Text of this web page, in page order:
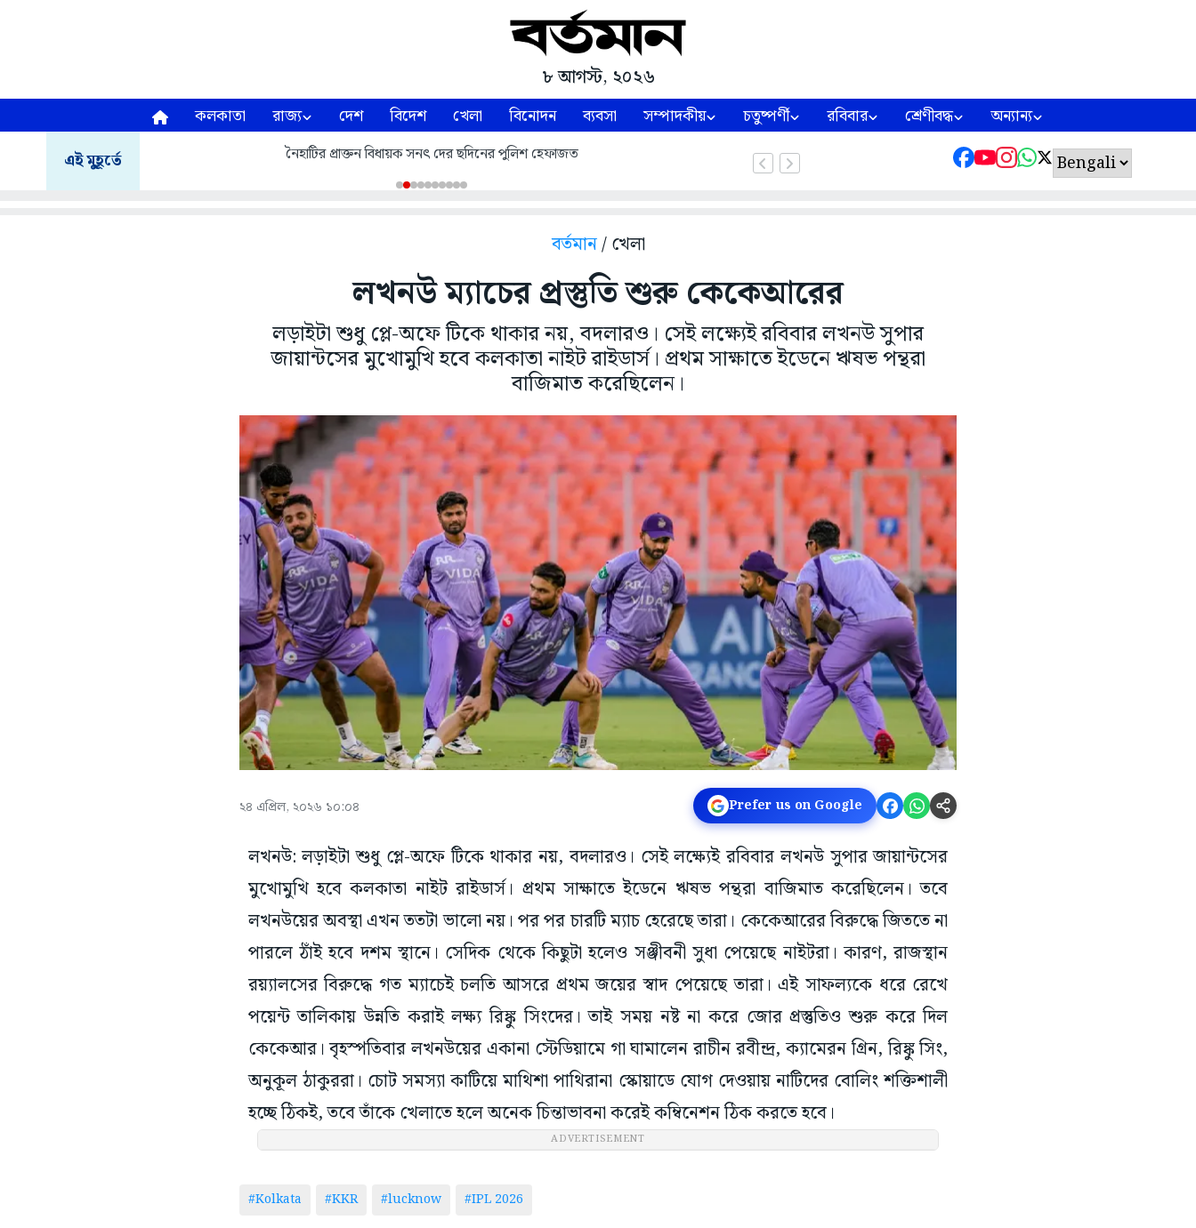
৮ আগস্ট, ২০২৬
কলকাতা রাজ্য দেশ বিদেশ খেলা বিনোদন ব্যবসা সম্পাদকীয় চতুষ্পর্ণী রবিবার শ্রেণীবদ্ধ অন্যান্য
এই মুহূর্তে নৈহাটির প্রাক্তন বিধায়ক সনৎ দের ছদিনের পুলিশ হেফাজত
বর্তমান/ খেলা
লখনউ ম্যাচের প্রস্তুতি শুরু কেকেআরের
লড়াইটা শুধু প্লে-অফে টিকে থাকার নয়, বদলারও। সেই লক্ষ্যেই রবিবার লখনউ সুপার
জায়ান্টসের মুখোমুখি হবে কলকাতা নাইট রাইডার্স। প্রথম সাক্ষাতে ইডেনে ঋষভ পন্থরা
বাজিমাত করেছিলেন।
২৪ এপ্রিল, ২০২৬ ১০:০৪ Prefer us on Google
লখনউ: লড়াইটা শুধু প্লে-অফে টিকে থাকার নয়, বদলারও। সেই লক্ষ্যেই রবিবার লখনউ সুপার জায়ান্টসের
মুখোমুখি হবে কলকাতা নাইট রাইডার্স। প্রথম সাক্ষাতে ইডেনে ঋষভ পন্থরা বাজিমাত করেছিলেন। তবে
লখনউয়ের অবস্থা এখন ততটা ভালো নয়। পর পর চারটি ম্যাচ হেরেছে তারা। কেকেআরের বিরুদ্ধে জিততে না
পারলে ঠাঁই হবে দশম স্থানে। সেদিক থেকে কিছুটা হলেও সঞ্জীবনী সুধা পেয়েছে নাইটরা। কারণ, রাজস্থান
রয়্যালসের বিরুদ্ধে গত ম্যাচেই চলতি আসরে প্রথম জয়ের স্বাদ পেয়েছে তারা। এই সাফল্যকে ধরে রেখে
পয়েন্ট তালিকায় উন্নতি করাই লক্ষ্য রিঙ্কু সিংদের। তাই সময় নষ্ট না করে জোর প্রস্তুতিও শুরু করে দিল
কেকেআর। বৃহস্পতিবার লখনউয়ের একানা স্টেডিয়ামে গা ঘামালেন রাচীন রবীন্দ্র, ক্যামেরন গ্রিন, রিঙ্কু সিং,
অনুকূল ঠাকুররা। চোট সমস্যা কাটিয়ে মাথিশা পাথিরানা স্কোয়াডে যোগ দেওয়ায় নাটিদের বোলিং শক্তিশালী
হচ্ছে ঠিকই, তবে তাঁকে খেলাতে হলে অনেক চিন্তাভাবনা করেই কম্বিনেশন ঠিক করতে হবে।
ADVERTISEMENT
#Kolkata #KKR #lucknow #IPL 2026